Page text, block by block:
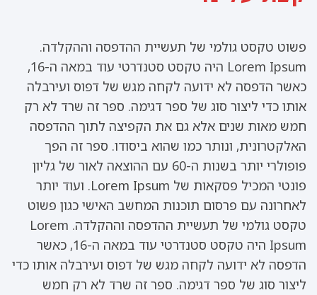
פשוט טקסט גולמי של תעשיית ההדפסה וההקלדה.
Lorem Ipsum היה טקסט סטנדרטי עוד במאה ה-16,
כאשר הדפסה לא ידועה לקחה מגש של דפוס ועירבלה
אותו כדי ליצור סוג של ספר דגימה. ספר זה שרד לא רק
חמש מאות שנים אלא גם את הקפיצה לתוך ההדפסה
האלקטרונית, ונותר כמו שהוא ביסודו. ספר זה הפך
פופולרי יותר בשנות ה-60 עם ההוצאה לאור של גליון
פונטי המכיל פסקאות של Lorem Ipsum. ועוד יותר
לאחרונה עם פרסום תוכנות המחשב האישי כגון פשוט
טקסט גולמי של תעשיית ההדפסה וההקלדה. Lorem
Ipsum היה טקסט סטנדרטי עוד במאה ה-16, כאשר
הדפסה לא ידועה לקחה מגש של דפוס ועירבלה אותו כדי
ליצור סוג של ספר דגימה. ספר זה שרד לא רק חמש